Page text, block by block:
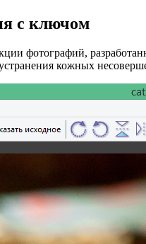
с ключом
фотографий,
кожных